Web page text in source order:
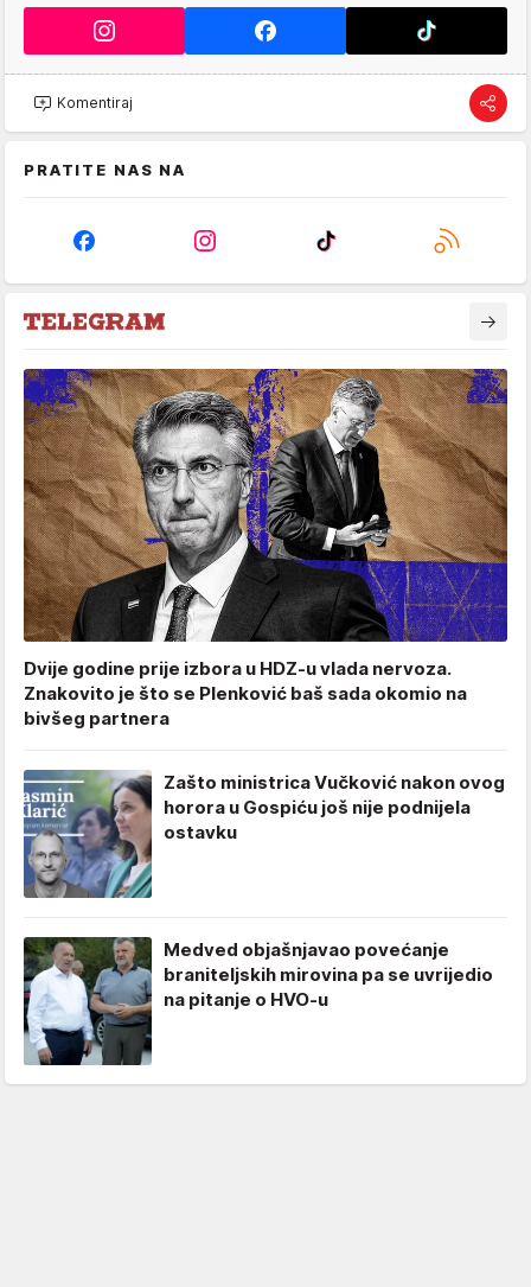
Komentiraj
PRATITE NAS NA
Dvije godine prije izbora u HDZ-u vlada nervoza.
Znakovito je što se Plenković baš sada okomio na
bivšeg partnera
Zašto ministrica Vučković nakon ovog
horora u Gospiću još nije podnijela
ostavku
Medved objašnjavao povećanje
braniteljskih mirovina pa se uvrijedio
na pitanje o HVO-u